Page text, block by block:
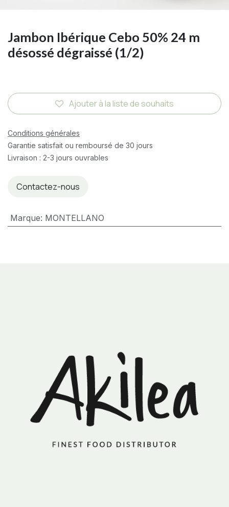
Jambon Ibérique Cebo 50% 24 m
désossé dégraissé (1/2)
Ajouter à la liste de souhaits
Conditions générales
Garantie satisfait ou remboursé de 30 jours
Livraison : 2-3 jours ouvrables
Contactez-nous
Marque: MONTELLANO